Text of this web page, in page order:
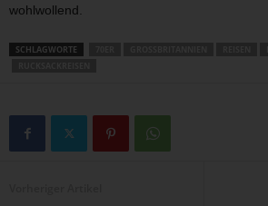
wohlwollend.
SCHLAGWORTE